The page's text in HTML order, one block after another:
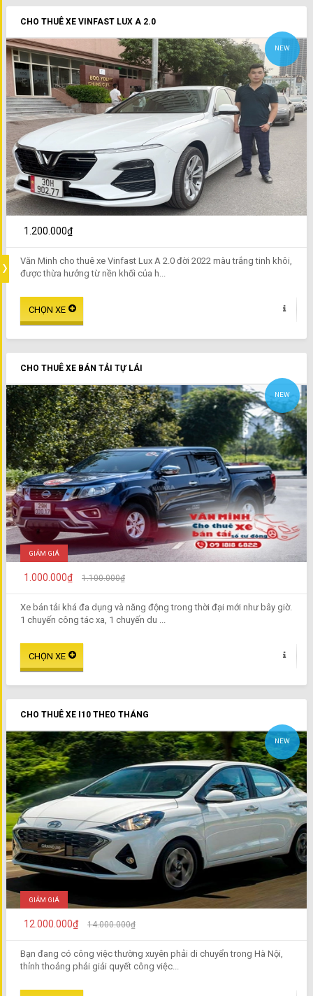
CHO THUÊ XE VINFAST LUX A 2.0
NEW
1.200.000₫
Văn Minh cho thuê xe Vinfast Lux A 2.0 đời 2022 màu trắng tinh khôi,
được thừa hưởng từ nền khối của h...
CHO THUÊ XE BÁN TẢI TỰ LÁI
NEW
GIẢM GIÁ
1.000.000₫ 1.100.000₫
Xe bán tải khá đa dụng và năng động trong thời đại mới như bây giờ.
1 chuyến công tác xa, 1 chuyến du ...
CHO THUÊ XE I10 THEO THÁNG
NEW
GIẢM GIÁ
12.000.000₫ 14.000.000₫
Bạn đang có công việc thường xuyên phải di chuyển trong Hà Nội,
thỉnh thoảng phải giải quyết công việc...